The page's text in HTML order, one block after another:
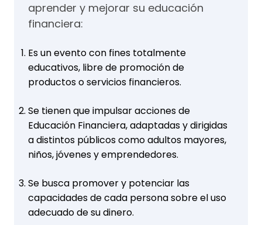
aprender y mejorar su educación
financiera:
Es un evento con fines totalmente
educativos, libre de promoción de
productos o servicios financieros.
Se tienen que impulsar acciones de
Educación Financiera, adaptadas y dirigidas
a distintos públicos como adultos mayores,
niños, jóvenes y emprendedores.
Se busca promover y potenciar las
capacidades de cada persona sobre el uso
adecuado de su dinero.